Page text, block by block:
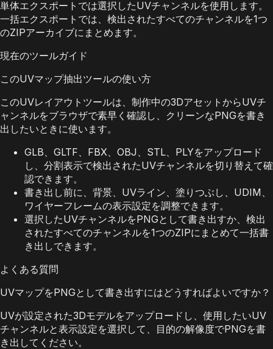
単体エクスポートでは選択したUVチャンネルを使用します。
一括エクスポートでは、検出されたすべてのチャンネルを1つ
のZIPアーカイブにまとめます。
現在のツールガイド
このUVマップ抽出ツールの使い方
このUVレイアウトツールは、制作中の3DアセットからUVチ
ャンネルをブラウザで素早く確認し、クリーンなPNGを書き
出したいときに使います。
GLB、GLTF、FBX、OBJ、STL、PLYをアップロード
し、分割表示で検出されたUVチャンネルを切り替えて確
認できます。
書き出し前に、背景、UVライン、塗りつぶし、UDIM、
ワイヤーフレームの表示設定を調整できます。
選択したUVチャンネルをPNGとして書き出すか、検出
されたすべてのチャンネルを1つのZIPにまとめて一括書
き出しできます。
よくある質問
UVマップをPNGとして書き出すにはどうすればよいですか？
UVが設定された3Dモデルをアップロードし、使用したいUV
チャンネルと表示設定を選択して、目的の解像度でPNGを書
き出してください。